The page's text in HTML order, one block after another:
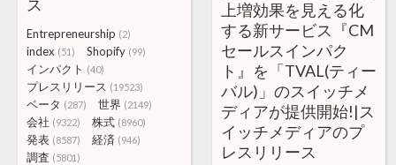
ス
Entrepreneurship (2)
index (51) Shopify (99)
インパクト (40)
プレスリリース (19523)
ベータ (287) 世界 (2149)
会社 (9322) 株式 (8960)
発表 (8587) 経済 (946)
調査 (5801)
上増効果を見える化
する新サービス『CM
セールスインパク
ト』を「TVAL(ティー
バル)」のスイッチメ
ディアが提供開始!|ス
イッチメディアのプ
レスリリース